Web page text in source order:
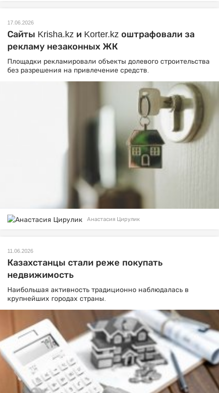
17.06.2026
Сайты Krisha.kz и Korter.kz оштрафовали за
рекламу незаконных ЖК
Площадки рекламировали объекты долевого строительства
без разрешения на привлечение средств.
Анастасия Цирулик
11.06.2026
Казахстанцы стали реже покупать
недвижимость
Наибольшая активность традиционно наблюдалась в
крупнейших городах страны.